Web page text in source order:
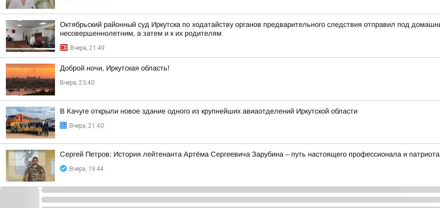
Октябрьский районный суд Иркутска по ходатайству органов предварительного следствия отправил под
несовершеннолетним, а затем и к их родителям
Вчера, 21:49
Доброй ночи, Иркутская область!
Вчера, 23:40
В Качуге открыли новое здание одного из крупнейших авиаотделений Иркутской области
Вчера, 21:40
Сергей Петров: История лейтенанта Артёма Сергеевича Зарубина – путь настоящего профессионала и
Вчера, 19:44